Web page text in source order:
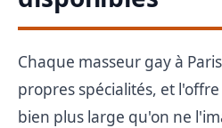
Chaque masseur gay à
propres spécialités, et
bien plus large qu'on ne